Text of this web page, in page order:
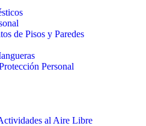
de Pisos y Paredes
Personal
al Aire Libre